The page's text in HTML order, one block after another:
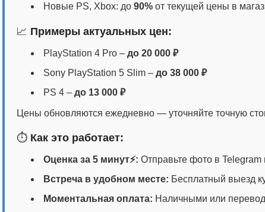
Новые PS, Xbox: до 90% от текущей цены в
📈 Примеры актуальных цен:
PlayStation 4 Pro – до 20 000 ₽
Sony PlayStation 5 Slim – до 38 000 ₽
PS 4 – до 13 000 ₽
Цены обновляются ежедневно — уточняйте точную
⏱️ Как это работает:
Оценка за 5 минут⚡: Отправьте фото в
Встреча в удобном месте: Бесплатный выезд
Моментальная оплата: Наличными или